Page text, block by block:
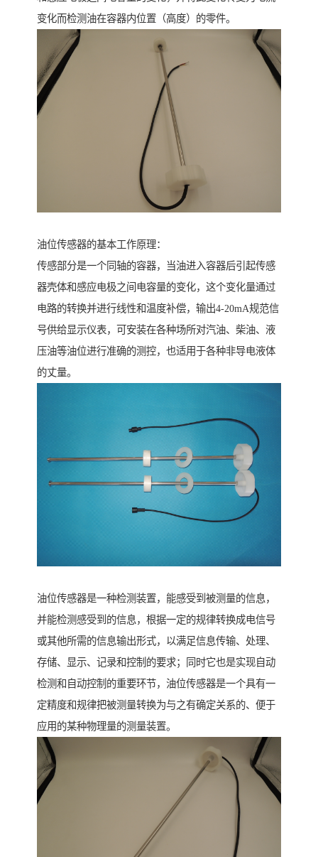
变化而检测油在容器内位置（高度）的零件。
油位传感器的基本工作原理：
传感部分是一个同轴的容器，当油进入容器后引起传感
器壳体和感应电极之间电容量的变化，这个变化量通过
电路的转换并进行线性和温度补偿，输出4-20mA规范信
号供给显示仪表，可安装在各种场所对汽油、柴油、液
压油等油位进行准确的测控，也适用于各种非导电液体
的丈量。
油位传感器是一种检测装置，能感受到被测量的信息，
并能检测感受到的信息，根据一定的规律转换成电信号
或其他所需的信息输出形式，以满足信息传输、处理、
存储、显示、记录和控制的要求；同时它也是实现自动
检测和自动控制的重要环节，油位传感器是一个具有一
定精度和规律把被测量转换为与之有确定关系的、便于
应用的某种物理量的测量装置。